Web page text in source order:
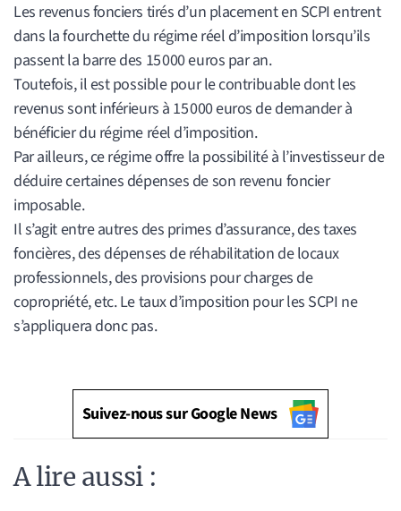
Les revenus fonciers tirés d’un placement en SCPI entrent
dans la fourchette du régime réel d’imposition lorsqu’ils
passent la barre des 15 000 euros par an.
Toutefois, il est possible pour le contribuable dont les
revenus sont inférieurs à 15 000 euros de demander à
bénéficier du régime réel d’imposition.
Par ailleurs, ce régime offre la possibilité à l’investisseur de
déduire certaines dépenses de son revenu foncier
imposable.
Il s’agit entre autres des primes d’assurance, des taxes
foncières, des dépenses de réhabilitation de locaux
professionnels, des provisions pour charges de
copropriété, etc. Le taux d’imposition pour les SCPI ne
s’appliquera donc pas.
Suivez-nous sur Google News
A lire aussi :